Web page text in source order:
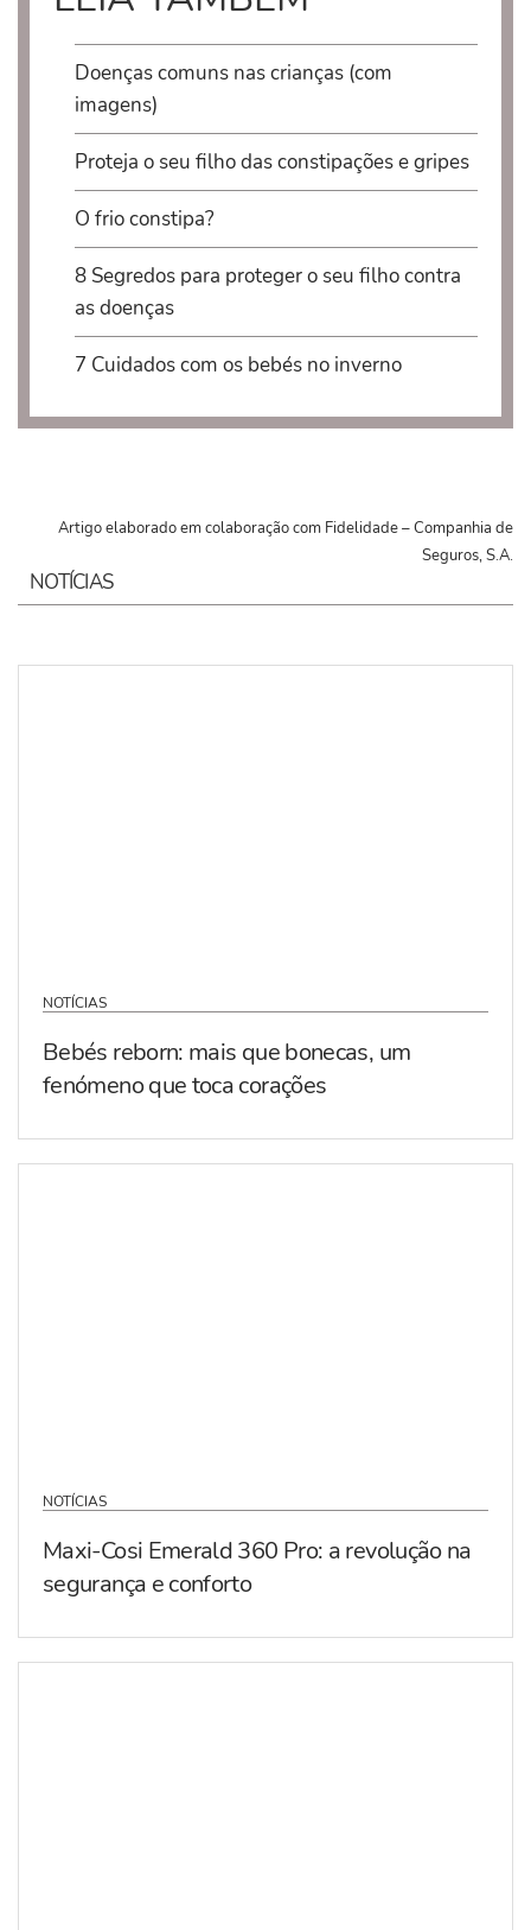
Doenças comuns nas crianças (com
imagens)
Proteja o seu filho das constipações e gripes
O frio constipa?
8 Segredos para proteger o seu filho contra
as doenças
7 Cuidados com os bebés no inverno
Artigo elaborado em colaboração com Fidelidade – Companhia de
Seguros, S.A.
NOTÍCIAS
NOTÍCIAS
Bebés reborn: mais que bonecas, um
fenómeno que toca corações
NOTÍCIAS
Maxi-Cosi Emerald 360 Pro: a revolução na
segurança e conforto